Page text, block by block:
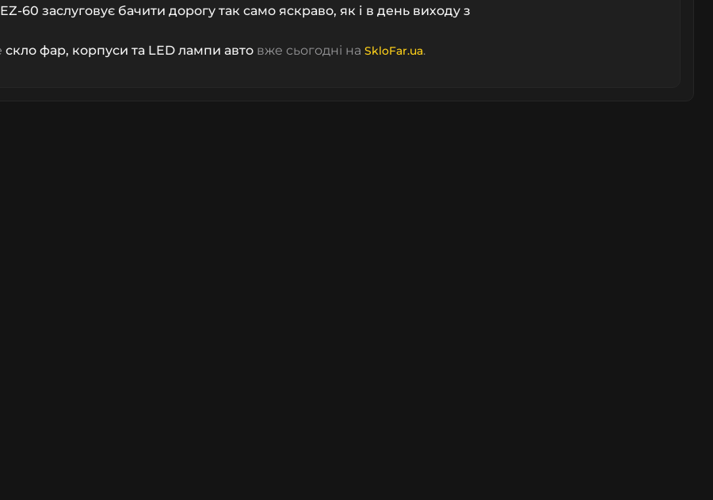
60 заслуговує бачити дорогу так само яскраво, як і в день виходу з
скло фар, корпуси та LED лампи авто вже сьогодні на SkloFar.ua.